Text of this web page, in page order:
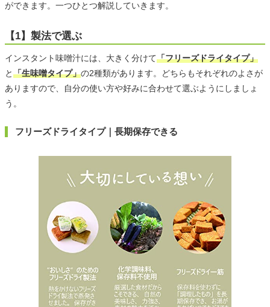
ができます。一つひとつ解説していきます。
【1】製法で選ぶ
インスタント味噌汁には、大きく分けて「フリーズドライタイプ」
と「生味噌タイプ」の2種類があります。どちらもそれぞれのよさが
ありますので、自分の使い方や好みに合わせて選ぶようにしましょ
う。
フリーズドライタイプ｜長期保存できる